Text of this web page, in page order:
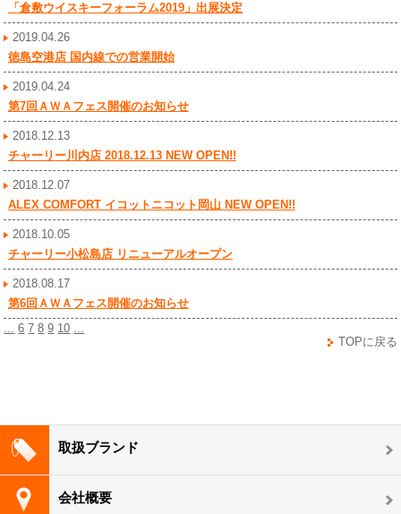
取扱ブランド
会社概要
「倉敷ウイスキーフォーラム2019」出展決定
2019.04.26
徳島空港店 国内線での営業開始
2019.04.24
第7回ＡＷＡフェス開催のお知らせ
2018.12.13
チャーリー川内店 2018.12.13 NEW OPEN!!
2018.12.07
ALEX COMFORT イコットニコット岡山 NEW OPEN!!
2018.10.05
チャーリー小松島店 リニューアルオープン
2018.08.17
第6回ＡＷＡフェス開催のお知らせ
TOPに戻る
... 6 7 8 9 10 ...